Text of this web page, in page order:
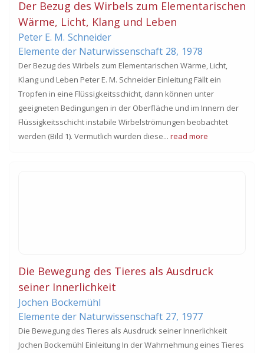
Der Bezug des Wirbels zum Elementarischen
Wärme, Licht, Klang und Leben
Peter E. M. Schneider
Elemente der Naturwissenschaft 28, 1978
Der Bezug des Wirbels zum Elementarischen Wärme, Licht,
Klang und Leben Peter E. M. Schneider Einleitung Fällt ein
Tropfen in eine Flüssigkeitsschicht, dann können unter
geeigneten Bedingungen in der Oberfläche und im Innern der
Flüssigkeitsschicht instabile Wirbelströmungen beobachtet
werden (Bild 1). Vermutlich wurden diese... read more
Die Bewegung des Tieres als Ausdruck
seiner Innerlichkeit
Jochen Bockemühl
Elemente der Naturwissenschaft 27, 1977
Die Bewegung des Tieres als Ausdruck seiner Innerlichkeit
Jochen Bockemühl Einleitung In der Wahrnehmung eines Tieres